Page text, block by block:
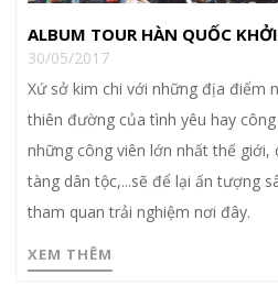
ALBUM TOUR HÀN QUỐC
30/05/2017
Xứ sở kim chi với những địa điểm
thiên đường của tình yêu hay
những công viên lớn nhất thế giới,
tàng dân tộc,...sẽ để lại ấn tượng
tham quan trải nghiệm nơi đây.
XEM THÊM